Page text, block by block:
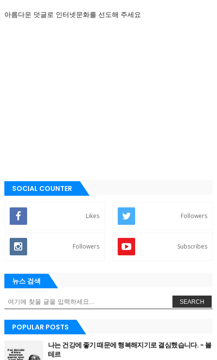
아름다운 덧글로 인터넷문화를 선도해 주세요
SOCIAL COUNTER
Likes Followers
Followers Subscribes
뉴스 검색
SEARCH
POPULAR POSTS
나는 건강에 좋기 때문에 행복해지기로 결심했습니다. - 볼
테르